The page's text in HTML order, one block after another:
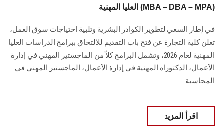
العليا المهنية (MBA – DBA – MPA)
في إطار السعي لتطوير الكوادر البشرية وتلبية احتياجات سوق العمل،
تعلن كلية التجارة عن فتح باب التقديم للالتحاق ببرامج الدراسات العليا
المهنية لعام 2026، وتشمل البرامج كلاً من الماجستير المهني في إدارة
الأعمال، الدكتوراه المهنية في إدارة الأعمال، الماجستير المهني في
المحاسبة
اقرأ المزيد